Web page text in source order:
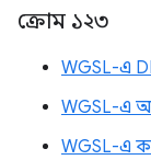
ক্রোম ১২৩
WGSL-এ
WGSL-এ
WGSL-এ